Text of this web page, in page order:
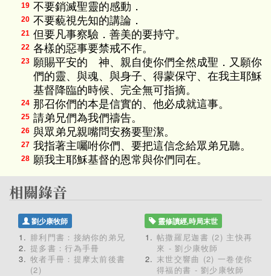
19 不要銷滅聖靈的感動．
20 不要藐視先知的講論．
21 但要凡事察驗．善美的要持守。
22 各樣的惡事要禁戒不作。
23 願賜平安的 神、親自使你們全然成聖．又願你
們的靈、與魂、與身子、得蒙保守、在我主耶穌
基督降臨的時候、完全無可指摘。
24 那召你們的本是信實的、他必成就這事。
25 請弟兄們為我們禱告。
26 與眾弟兄親嘴問安務要聖潔。
27 我指著主囑咐你們、要把這信念給眾弟兄聽。
28 願我主耶穌基督的恩常與你們同在。
劉少康牧師
腓利門書：接納你的弟兄
提多書：行為手冊
牧者手冊：提摩太前後書
(2)
靈修讀經,時局末世
帖撒羅尼迦書 (2) 主快再
來 - 劉少康牧師
末世交響曲 (2) 一卷使你
得福的書 - 劉少康牧師